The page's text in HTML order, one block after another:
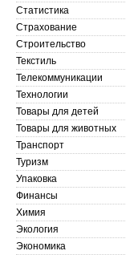
Статистика
Страхование
Строительство
Текстиль
Телекоммуникации
Технологии
Товары для детей
Товары для животных
Транспорт
Туризм
Упаковка
Финансы
Химия
Экология
Экономика